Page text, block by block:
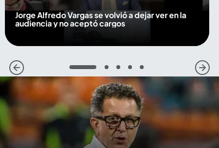
Jorge Alfredo Vargas se volvió a dejar ver en la
audiencia y no aceptó cargos
1 2 3 4 5